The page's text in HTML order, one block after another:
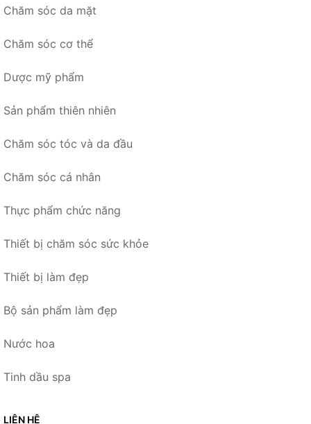
Chăm sóc da mặt
Chăm sóc cơ thể
Dược mỹ phẩm
Sản phẩm thiên nhiên
Chăm sóc tóc và da đầu
Chăm sóc cá nhân
Thực phẩm chức năng
Thiết bị chăm sóc sức khỏe
Thiết bị làm đẹp
Bộ sản phẩm làm đẹp
Nước hoa
Tinh dầu spa
LIÊN HỆ